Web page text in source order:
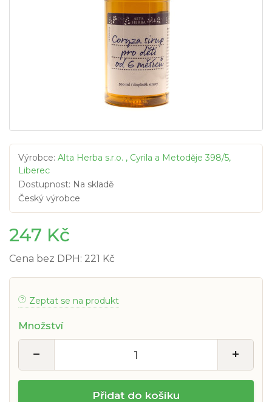
Výrobce: Alta Herba s.r.o. , Cyrila a Metoděje 398/5,
Liberec
Dostupnost: Na skladě
Český výrobce
247 Kč
Cena bez DPH: 221 Kč
Zeptat se na produkt
Množství
− +
Přidat do košíku